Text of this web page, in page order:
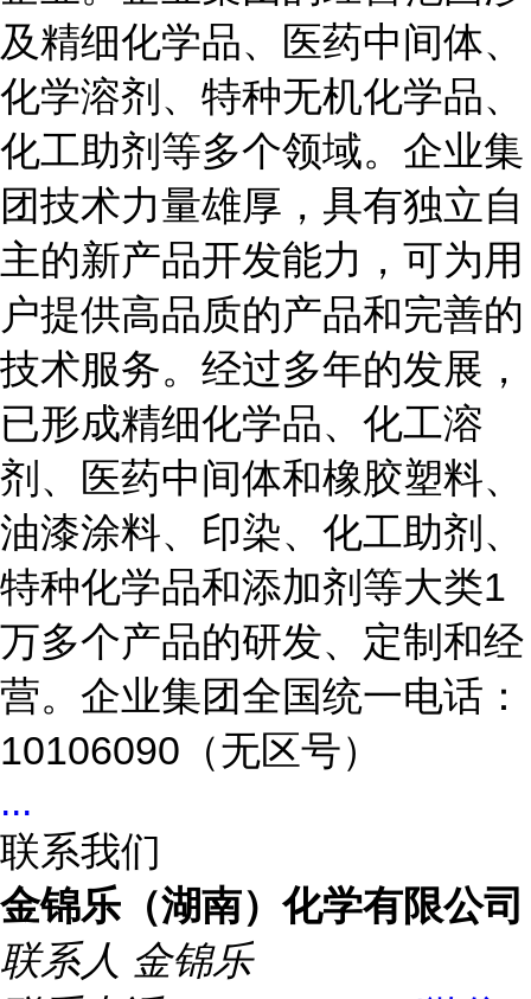
及精细化学品、医药中间体、
化学溶剂、特种无机化学品、
化工助剂等多个领域。企业集
团技术力量雄厚，具有独立自
主的新产品开发能力，可为用
户提供高品质的产品和完善的
技术服务。经过多年的发展，
已形成精细化学品、化工溶
剂、医药中间体和橡胶塑料、
油漆涂料、印染、化工助剂、
特种化学品和添加剂等大类1
万多个产品的研发、定制和经
营。企业集团全国统一电话：
10106090（无区号）
...
联系我们
金锦乐（湖南）化学有限公司
联系人 金锦乐